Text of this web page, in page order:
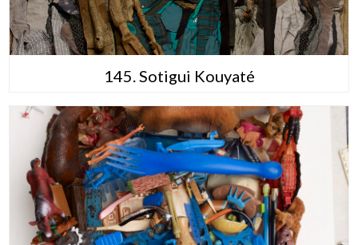
145. Sotigui Kouyaté